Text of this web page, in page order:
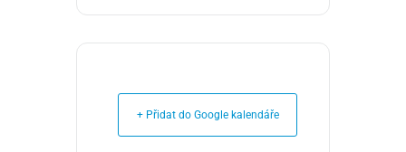
+ Přidat do Google kalendáře